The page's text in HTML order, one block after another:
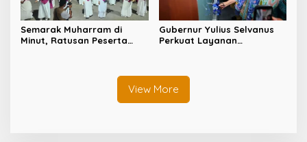
Semarak Muharram di
Minut, Ratusan Peserta
Gubernur Yulius Selvanus
Perkuat Layanan
Tipe C
View More